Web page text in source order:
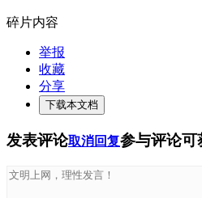
碎片内容
举报
收藏
分享
下载本文档
发表评论取消回复参与评论可